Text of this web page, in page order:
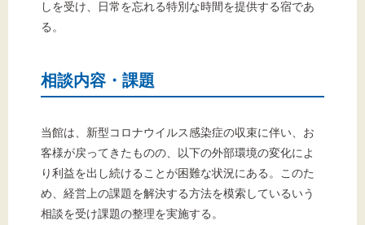
しを受け、日常を忘れる特別な時間を提供する宿であ
る。
相談内容・課題
当館は、新型コロナウイルス感染症の収束に伴い、お
客様が戻ってきたものの、以下の外部環境の変化によ
り利益を出し続けることが困難な状況にある。このた
め、経営上の課題を解決する方法を模索しているいう
相談を受け課題の整理を実施する。